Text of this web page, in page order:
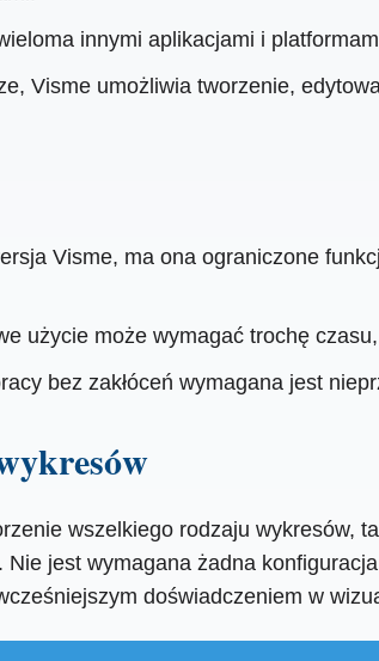
innymi aplikacjami i
Visme umożliwia tworzenie,
Visme, ma ona ograniczone
użycie może wymagać trochę
bez zakłóceń wymagana jest
wszelkiego rodzaju wykresów,
jest wymagana żadna
doświadczeniem w